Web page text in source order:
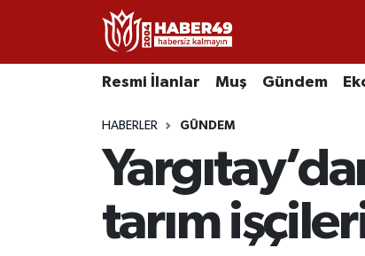
Resmi İlanlar Muş Gündem
HABERLER GÜNDEM
tarım
Resmi İlanlar
Uşak Nöbetçi Eczaneler
Uşak Namaz Vakitleri
Uşak Trafik Yoğunluk Haritası
TFF 2.Lig Kırmızı Grup Puan Durumu ve Fikstür